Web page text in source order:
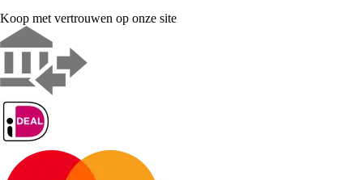
Koop met vertrouwen op onze site